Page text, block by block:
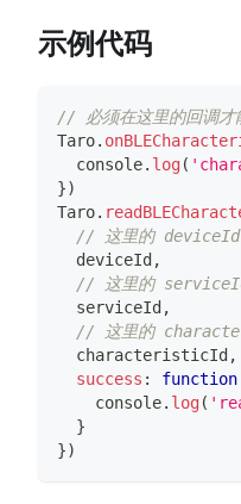
示例代码
// 必须在这里的回调才
Taro.
console. log(
})
Taro.
// 这里的 deviceId
  deviceId
,
// 这里的
  serviceId
,
// 这里的
  characteristicId
,
success : function
console. log(
}
})